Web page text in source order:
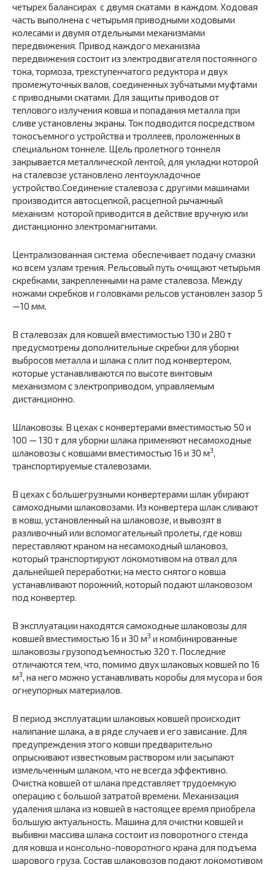
четырех баланси­рах с двумя скатами в каждом. Ходовая
часть выполнена с че­тырьмя приводными ходовыми
колесами и двумя отдельными механизмами
передвижения. Привод каждого механизма
передвижения состоит из электродвигателя постоянного
тока, тормоза, трехступен­чатого редуктора и двух
промежуточных валов, соединенных зуб­чатыми муфтами
с приводными скатами. Для защиты приводов от
теплового излучения ковша и попадания металла при
сливе установле­ны экраны. Ток подводится посредством
токосъемного устройства и троллеев, проложенных в
специальном тоннеле. Щель пролетного тоннеля
закрывается металлической лентой, для укладки которой
на сталевозе установлено лентоукладочное
устройство.Соединение сталевоза с другими машинами
производится автосцепкой, расцепной рычажный
механизм которой приводится в действие вручную или
дистанционно электромагнитами.
Централизованная система обеспечивает подачу смазки
ко всем узлам трения. Рельсовый путь очищают четырьмя
скребками, за­крепленными на раме сталевоза. Между
ножами скребков и головками рельсов установлен зазор 5
—10 мм.
В сталевозах для ковшей вместимостью 130 и 280 т
предусмотрены дополнительные скребки для уборки
выбросов металла и шлака с плит под конвертером,
которые устанавливаются по высоте винтовым
механизмом с электроприводом, управляемым
дистанционно.
Шлаковозы. В цехах с конвертерами вместимостью 50 и
100 — 130 т для уборки шлака применяют несамоходные
шлаковозы с ковшами вместимостью 16 и 30 м3,
транспортируемые сталевозами.
В цехах с большегрузными конвертерами шлак убирают
само­ходными шлаковозами. Из конвертера шлак сливают
в ковш, уста­новленный на шлаковозе, и вывозят в
разливочный или вспомога­тельный пролеты, где ковш
переставляют краном на несамоходный шлаковоз,
который транспортируют локомотивом на отвал для
даль­нейшей переработки; на место снятого ковша
устанавливают порож­ний, который подают шлаковозом
под конвертер.
В эксплуатации находятся самоходные шлаковозы для
ковшей вместимостью 16 и 30 м3 и комбинированные
шлаковозы грузоподъем­ностью 320 т. Последние
отличаются тем, что, помимо двух шлаковых ковшей по 16
м3, на него можно устанавливать коробы для мусора и боя
огнеупорных материалов.
В период эксплуатации шлаковых ковшей происходит
налипание шлака, а в ряде случаев и его зависание. Для
предупреждения этого ковши предварительно
опрыскивают известковым раствором или за­сыпают
измельченным шлаком, что не всегда эффективно.
Очистка ковшей от шлака представляет трудоемкую
операцию с большой за­тратой времени. Механизация
удаления шлака из ковшей в настоящее время приобрела
большую актуальность. Машина для очистки ков­шей и
выбивки массива шлака состоит из поворотного стенда
для ков­ша и консольно-поворотного крана для подъема
шарового груза. Состав шлаковозов подают локомотивом